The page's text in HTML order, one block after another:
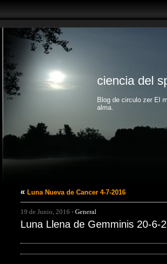
ciencia del
Blog de circulo zer El
alma.
« Luna Nueva de Cancer 4-7-2016
19 de Junio, 2016 · General
Luna Llena de Gemminis 20-6-